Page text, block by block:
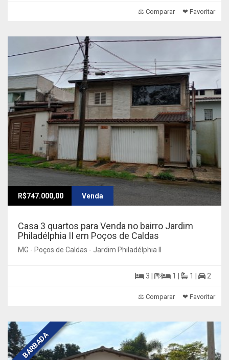
⚖ Comparar ❤ Favoritar
R$747.000,00 Venda
Casa 3 quartos para Venda no bairro Jardim
Philadélphia II em Poços de Caldas
MG - Poços de Caldas - Jardim Philadélphia II
3 | 1 | 1 | 2
⚖ Comparar ❤ Favoritar
BARBADA